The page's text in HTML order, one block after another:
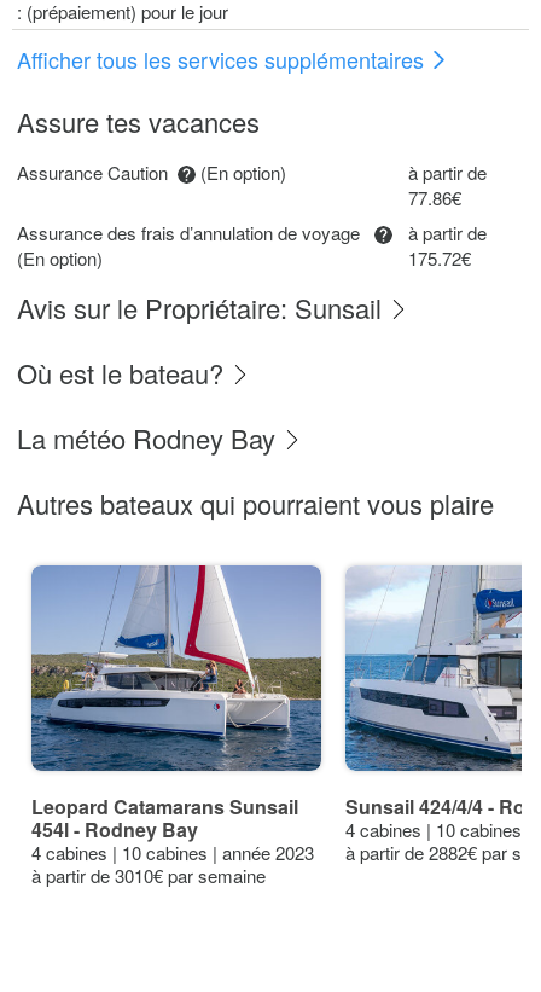
: (prépaiement) pour le jour
Afficher tous les services supplémentaires
Assure tes vacances
Assurance Caution (En option)
à partir de
77.86€
Assurance des frais d’annulation de voyage
(En option)
à partir de
175.72€
Avis sur le Propriétaire: Sunsail
Où est le bateau?
La météo Rodney Bay
Autres bateaux qui pourraient vous plaire
Leopard Catamarans Sunsail
454l - Rodney Bay
4 cabines | 10 cabines | année 2023
à partir de 3010€ par semaine
Sunsail 424/4/4 -
4 cabines | 10 cabines |
à partir de 2882€ par